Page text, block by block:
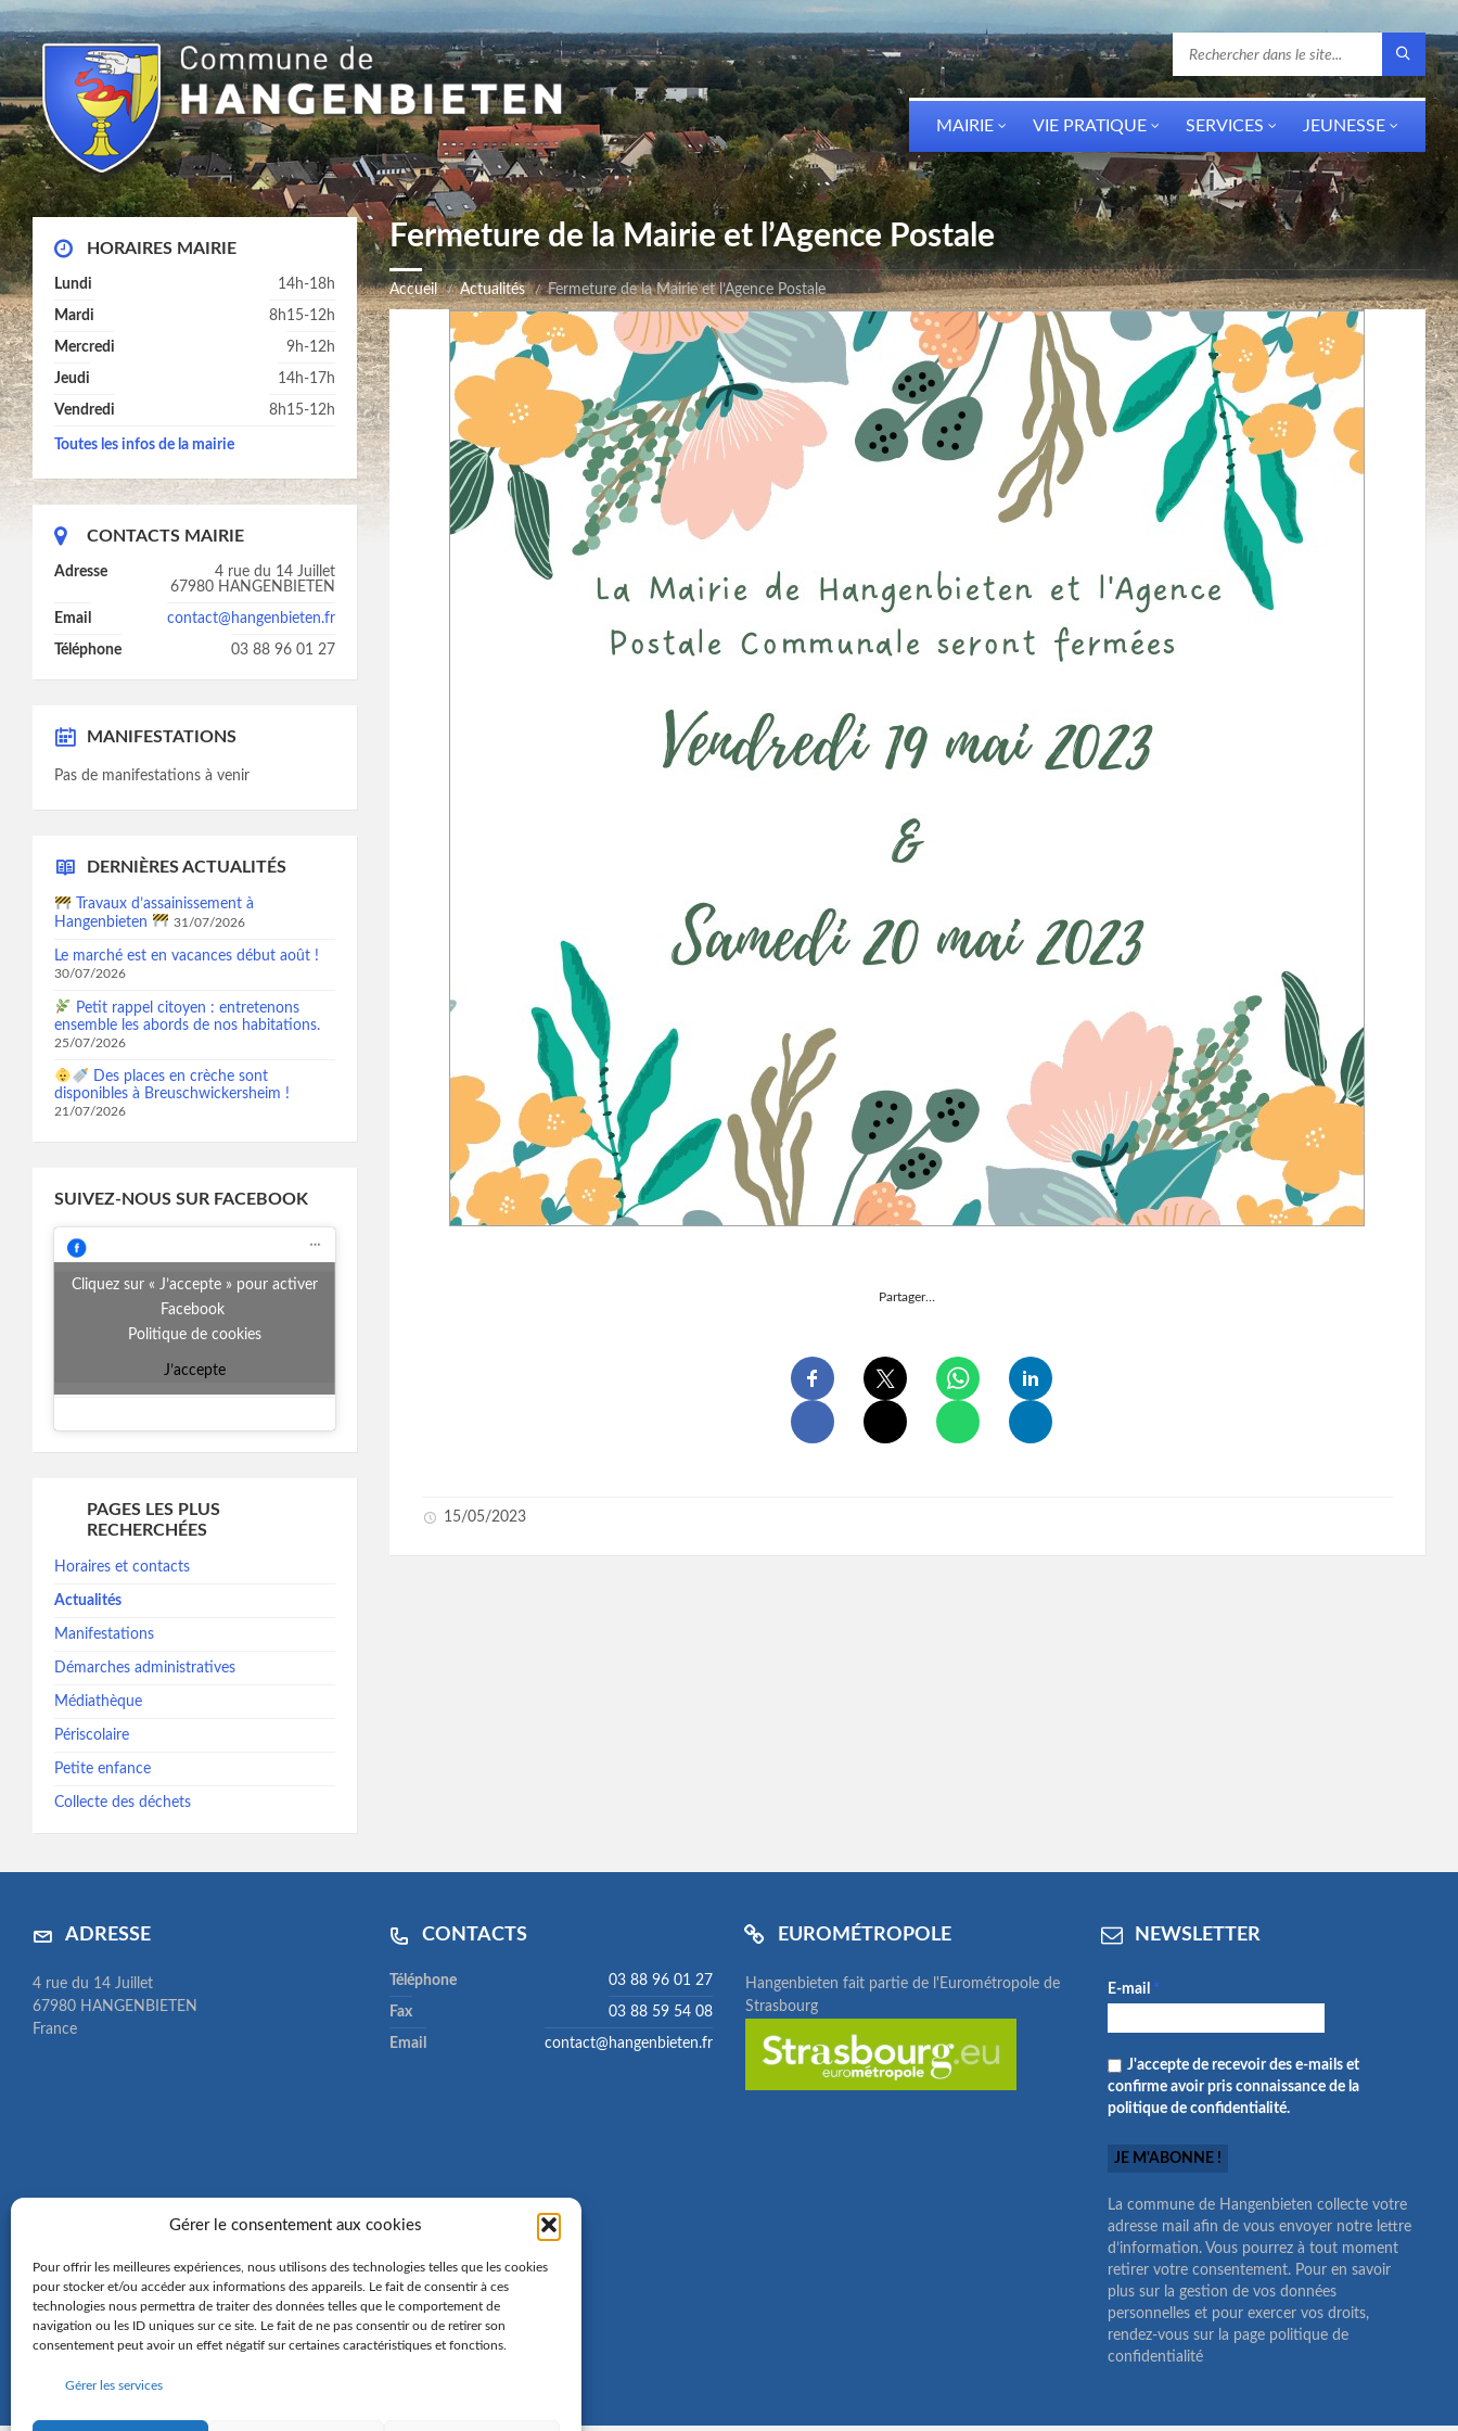
Gérer le consentement aux cookies
Pour offrir les meilleures expériences, nous utilisons des technologies telles que les cookies
pour stocker et/ou accéder aux informations des appareils. Le fait de consentir à ces
technologies nous permettra de traiter des données telles que le comportement de
navigation ou les ID uniques sur ce site. Le fait de ne pas consentir ou de retirer son
consentement peut avoir un effet négatif sur certaines caractéristiques et fonctions.
Gérer les services
MAIRIE VIE PRATIQUE SERVICES JEUNESSE
Fermeture de la Mairie et l’Agence Postale
Accueil Actualités Fermeture de la Mairie et l’Agence Postale
Partager…
15/05/2023
HORAIRES MAIRIE
Lundi 14h-18h
Mardi 8h15-12h
Mercredi 9h-12h
Jeudi 14h-17h
Vendredi 8h15-12h
Toutes les infos de la mairie
CONTACTS MAIRIE
Adresse
4 rue du 14 Juillet
67980 HANGENBIETEN
Email contact@hangenbieten.fr
Téléphone 03 88 96 01 27
MANIFESTATIONS
Pas de manifestations à venir
DERNIÈRES ACTUALITÉS
Travaux d’assainissement à
Hangenbieten
31/07/2026
Le marché est en vacances début août !
30/07/2026
Petit rappel citoyen : entretenons
ensemble les abords de nos habitations.
25/07/2026
Des places en crèche sont
disponibles à Breuschwickersheim !
21/07/2026
SUIVEZ-NOUS SUR FACEBOOK
Cliquez sur « J’accepte » pour activer
Facebook
Politique de cookies
J’accepte
PAGES LES PLUS
RECHERCHÉES
Horaires et contacts
Actualités
Manifestations
Démarches administratives
Médiathèque
Périscolaire
Petite enfance
Collecte des déchets
ADRESSE
4 rue du 14 Juillet
67980 HANGENBIETEN
France
CONTACTS
Téléphone 03 88 96 01 27
Fax 03 88 59 54 08
Email contact@hangenbieten.fr
EUROMÉTROPOLE
Hangenbieten fait partie de l'Eurométropole de
Strasbourg
NEWSLETTER
E-mail *
J'accepte de recevoir des e-mails et
confirme avoir pris connaissance de la
politique de confidentialité.
La commune de Hangenbieten collecte votre
adresse mail afin de vous envoyer notre lettre
d’information. Vous pourrez à tout moment
retirer votre consentement. Pour en savoir
plus sur la gestion de vos données
personnelles et pour exercer vos droits,
rendez-vous sur la page politique de
confidentialité